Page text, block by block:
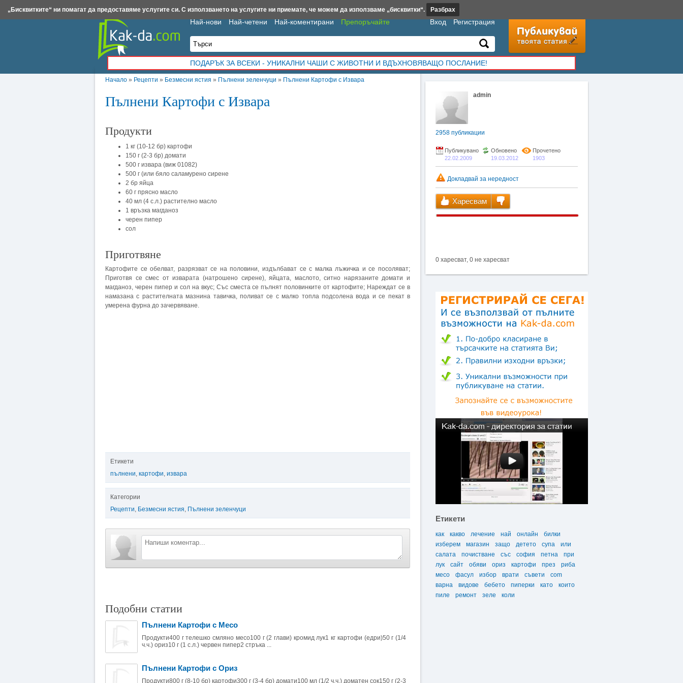
Начало » Рецепти » Безмесни ястия » Пълнени зеленчуци » Пълнени Картофи с Извара
Пълнени Картофи с Извара
Продукти
1 кг (10-12 бр) картофи
150 г (2-3 бр) домати
500 г извара (виж 01082)
500 г (или бяло саламурено сирене
2 бр яйца
60 г прясно масло
40 мл (4 с.л.) растително масло
1 връзка магданоз
черен пипер
сол
Приготвяне
Картофите се обелват, разрязват се на половини, издълбават се с малка лъжичка и се посоляват;
Приготвя се смес от изварата (натрошено сирене), яйцата, маслото, ситно нарязаните домати и
магданоз, черен пипер и сол на вкус; Със сместа се пълнят половинките от картофите; Нареждат се в
намазана с растителната мазнина тавичка, поливат се с малко топла подсолена вода и се пекат в
умерена фурна до зачервяване.
Етикети
пълнени, картофи, извара
Категории
Рецепти, Безмесни ястия, Пълнени зеленчуци
Подобни статии
Пълнени Картофи с Месо
Продукти400 г телешко смляно месо100 г (2 глави) кромид лук1 кг картофи (едри)50 г (1/4
ч.ч.) ориз10 г (1 с.л.) червен пипер2 стръка ...
Пълнени Картофи с Ориз
Продукти800 г (8-10 бр) картофи300 г (3-4 бр) домати100 мл (1/2 ч.ч.) доматен сок150 г (2-3
admin
2958 публикации
Публикувано
22.02.2009
Обновено
19.03.2012
Прочетено
1903
Докладвай за нередност
Харесвам
0 харесват, 0 не харесват
Етикети
как какво лечение най онлайн
билки
изберем
магазин защо детето супа
или
салата
почистване със софия петна
при
лук
сайт обяви ориз картофи през
риба
месо
фасул избор врати съвети
com
варна
видове бебето пиперки като
които
пиле
ремонт зеле коли
Най-нови Най-четени Най-коментирани Препоръчайте Вход Регистрация
ПОДАРЪК ЗА ВСЕКИ - УНИКАЛНИ ЧАШИ С ЖИВОТНИ И ВДЪХНОВЯВАЩО ПОСЛАНИЕ!
Insert.bg Framar.bg Kak-da.com Iztochnik.com BauBau.bg NewAge.bg
„Бисквитките“ ни помагат да предоставяме услугите си. С използването на услугите ни приемате, че можем да използваме „бисквитки“. Разбрах